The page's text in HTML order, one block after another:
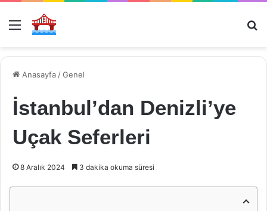
Menü
Anasayfa /Genel
İstanbul’dan Denizli’ye
Uçak Seferleri
8 Aralık 2024 3 dakika okuma süresi